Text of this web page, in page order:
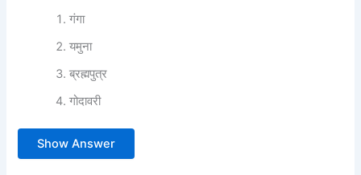
गंगा
यमुना
ब्रह्मपुत्र
गोदावरी
Show Answer